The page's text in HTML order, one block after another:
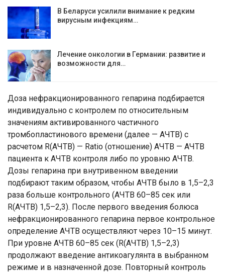
В Беларуси усилили внимание к редким
вирусным инфекциям…
Лечение онкологии в Германии: развитие и
возможности для…
Доза нефракционированного гепарина подбирается
индивидуально с контролем по относительным
значениям активированного частичного
тромбопластинового времени (далее — АЧТВ) с
расчетом R(АЧТВ) — Ratio (отношение) АЧТВ — АЧТВ
пациента к АЧТВ контроля либо по уровню АЧТВ.
Дозы гепарина при внутривенном введении
подбирают таким образом, чтобы АЧТВ было в 1,5–2,3
раза больше контрольного (АЧТВ 60–85 сек или
R(АЧТВ) 1,5–2,3). После первого введения болюса
нефракционированного гепарина первое контрольное
определение АЧТВ осуществляют через 10–15 минут.
При уровне АЧТВ 60–85 сек (R(АЧТВ) 1,5–2,3)
продолжают введение антикоагулянта в выбранном
режиме и в назначенной дозе. Повторный контроль